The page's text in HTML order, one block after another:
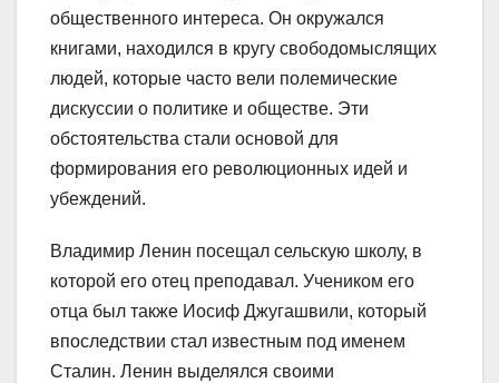
общественного интереса. Он окружался
книгами, находился в кругу свободомыслящих
людей, которые часто вели полемические
дискуссии о политике и обществе. Эти
обстоятельства стали основой для
формирования его революционных идей и
убеждений.
Владимир Ленин посещал сельскую школу, в
которой его отец преподавал. Учеником его
отца был также Иосиф Джугашвили, который
впоследствии стал известным под именем
Сталин. Ленин выделялся своими